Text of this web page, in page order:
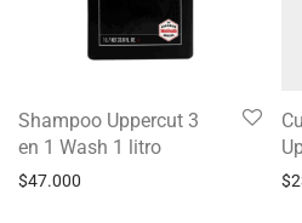
Shampoo Uppercut 3
en 1 Wash 1 litro
$47.000 $